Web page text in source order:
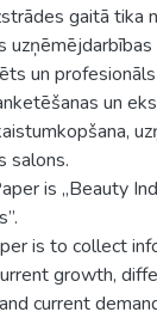
gaitā tika
un
un
salons.
is „Beauty
is to collect
growth,
current